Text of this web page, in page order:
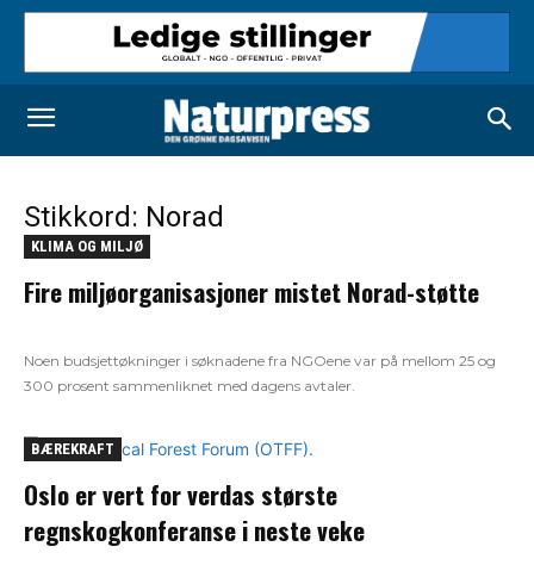
Stikkord: Norad
KLIMA OG MILJØ
Fire miljøorganisasjoner mistet Norad-støtte
Noen budsjettøkninger i søknadene fra NGOene var på mellom 25 og
300 prosent sammenliknet med dagens avtaler.
BÆREKRAFT
Oslo er vert for verdas største
regnskogkonferanse i neste veke